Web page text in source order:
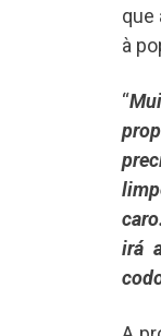
que
à
“
irá